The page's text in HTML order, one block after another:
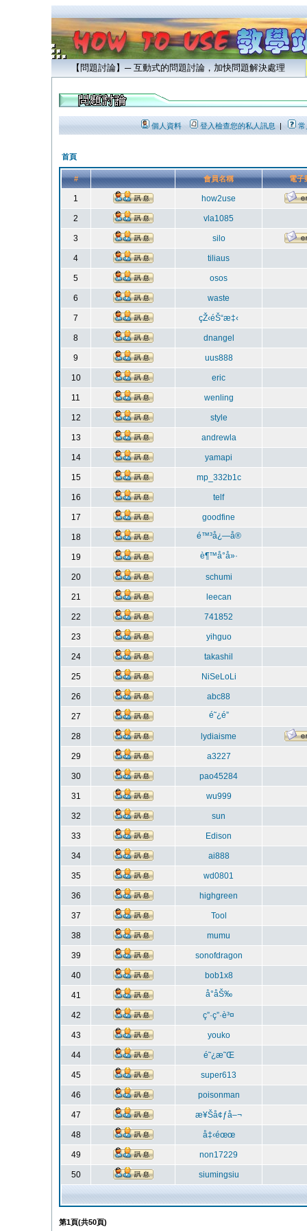
【問題討論】─ 互動式的問題討論，加快問題解決處理
個人資料 登入檢查您的私人訊息| 常
首頁
# 會員名稱 電子
1 how2use
2 vla1085
3 silo
4 tiliaus
5 osos
6 waste
7 çŽ‹éŠ“æ‡‹
8 dnangel
9 uus888
10 eric
11 wenling
12 style
13 andrewla
14 yamapi
15 mp_332b1c
16 telf
17 goodfine
18 é™³å¿—å®
19 è¶™å°å»·
20 schumi
21 leecan
22 741852
23 yihguo
24 takashil
25 NiSeLoLi
26 abc88
27 é˜¿é”
28 lydiaisme
29 a3227
30 pao45284
31 wu999
32 sun
33 Edison
34 ai888
35 wd0801
36 highgreen
37 Tool
38 mumu
39 sonofdragon
40 bob1x8
41 å°åŠ‰
42 ç”·ç”·è³¤
43 youko
44 é˜¿æ˜Œ
45 super613
46 poisonman
47 æ¥Šå¢ƒå–¬
48 å‡‹éœœ
49 non17229
50 siumingsiu
第1頁(共50頁)